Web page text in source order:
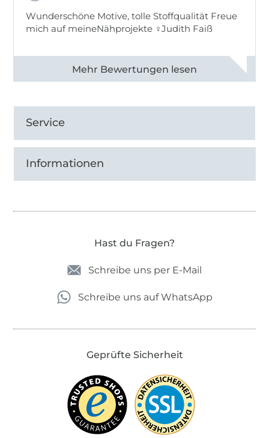
Wunderschöne Motive, tolle Stoffqualität Freue
mich auf meineNähprojekte ♀Judith Faiß
Alle 82990 Bewertungen ansehen
Service
Informationen
Hast du Fragen?
Schreibe uns per E-Mail
Schreibe uns auf WhatsApp
Geprüfte Sicherheit